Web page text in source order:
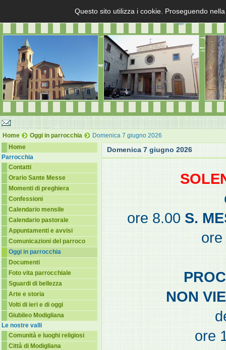
Home Oggi in parrocchia
Domenica 7 giugno 2026
Home
Parrocchia
Contatti
Orario Sante Messe
Momenti di preghiera
Confessioni
Calendario mensile
Calendario pastorale
Appuntamenti e avvisi
Comunicazioni del parroco
Oggi in parrocchia
Documenti
Foto vita parrocchiale
Sguardi di bellezza
Arte e storia
Volti di ieri e di oggi
Giubileo Modigliana
Le nostre valli
Comunità e luoghi religiosi
Città di Modigliana
Domenica 7 giugno 2026
ore 8.00 S.
NON
ore
Questo sito utilizza i cookie. Proseguendo